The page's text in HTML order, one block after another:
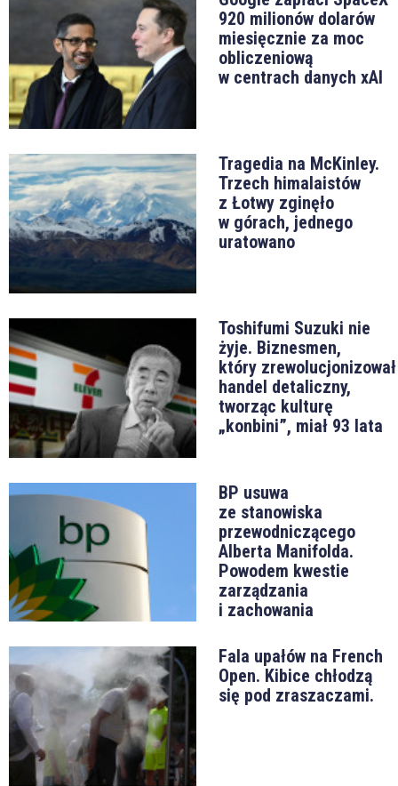
920 milionów dolarów
miesięcznie za moc
obliczeniową
w centrach danych xAI
Tragedia na McKinley.
Trzech himalaistów
z Łotwy zginęło
w górach, jednego
uratowano
Toshifumi Suzuki nie
żyje. Biznesmen,
który zrewolucjonizował
handel detaliczny,
tworząc kulturę
„konbini”, miał 93 lata
BP usuwa
ze stanowiska
przewodniczącego
Alberta Manifolda.
Powodem kwestie
zarządzania
i zachowania
Fala upałów na French
Open. Kibice chłodzą
się pod zraszaczami.